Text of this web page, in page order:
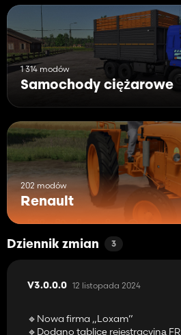
Model3dcreator
Miłych i wesołych świąt 😁 🌴
BASTI1_BNL
1 314 modów
Samochody ciężarowe
202 modów
Renault
Dziennik zmian 3
V3.0.0.0 12 listopada 2024
🔹Nowa firma „Loxam”
🔹Dodano tablicę rejestracyjną FR